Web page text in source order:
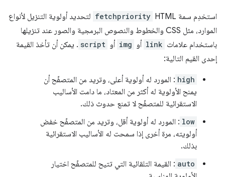
استخدِم سمة HTML fetchpriority لتحديد أولوية التنزيل لأنواع
الموارد، مثل CSS والخطوط والنصوص البرمجية والصور عند تنزيلها
باستخدام علامات link أو img أو script . يمكن أن تأخذ القيمة
إحدى القيم التالية:
high : المورد له أولوية أعلى، وتريد من المتصفّح أن
يمنح الأولوية له أكثر من المعتاد، ما دامت الأساليب
الاستقرائية للمتصفّح لا تمنع حدوث ذلك.
low : المورد له أولوية أقل، وتريد من المتصفّح خفض
أولويته، مرة أخرى إذا سمحت له الأساليب الاستقرائية
بذلك.
auto : القيمة التلقائية التي تتيح للمتصفّح اختيار